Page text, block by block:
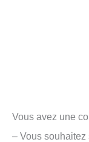
Vous avez une
– Vous